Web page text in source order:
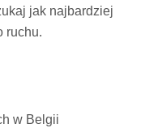
jak najbardziej
ruchu.
w Belgii